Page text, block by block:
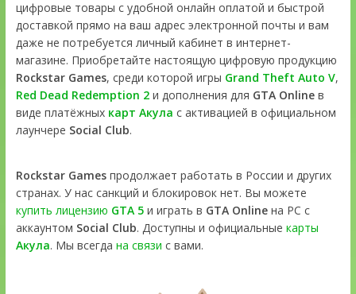
цифровые товары с удобной онлайн оплатой и быстрой
доставкой прямо на ваш адрес электронной почты и вам
даже не потребуется личный кабинет в интернет-
магазине. Приобретайте настоящую цифровую продукцию
Rockstar Games, среди которой игры Grand Theft Auto V,
Red Dead Redemption 2и дополнения для GTA Onlineв
виде платёжных карт Акула с активацией в официальном
лаунчере Social Club.
Rockstar Gamesпродолжает работать в России и других
странах. У нас санкций и блокировок нет. Вы можете
купить лицензию GTA 5и играть в GTA Onlineна PC с
аккаунтом Social Club. Доступны и официальные карты
Акула. Мы всегда на связи с вами.